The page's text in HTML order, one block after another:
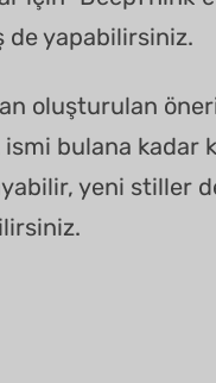
de yapabilirsiniz.
oluşturulan
bulana kadar
yeni stiller